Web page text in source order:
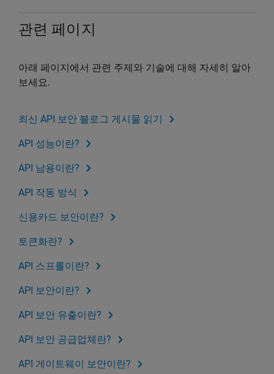
관련 페이지
아래 페이지에서 관련 주제와 기술에 대해 자세히 알아
보세요.
최신 API 보안 블로그 게시물 읽기
API 성능이란?
API 남용이란?
API 작동 방식
신용카드 보안이란?
토큰화란?
API 스프롤이란?
API 보안이란?
API 보안 유출이란?
API 보안 공급업체란?
API 게이트웨이 보안이란?